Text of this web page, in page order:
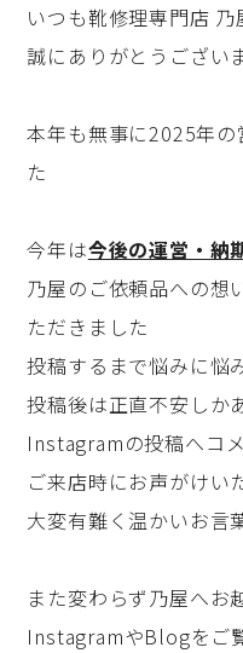
いつも靴修理専門店
誠にありがとうござい
本年も無事に2025年
た
今年は今後の運営・納
乃屋のご依頼品への想
ただきました
投稿するまで悩みに悩
投稿後は正直不安しか
Instagramの投稿へコ
ご来店時にお声がけい
大変有難く温かいお言
また変わらず乃屋へお
InstagramやBlogをご